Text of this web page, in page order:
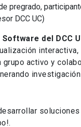
pregrado,
DCC UC)
del DCC
grupo activo y